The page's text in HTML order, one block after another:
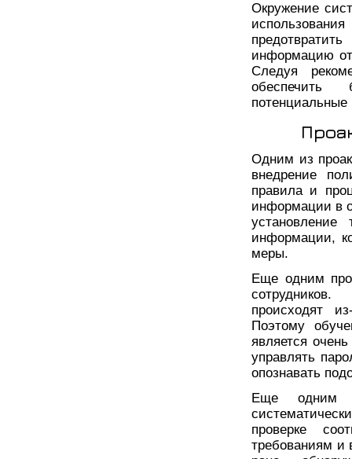
Окружение
информацию
Следуя
обеспечить
Одним из
внедрение
правила и
информации в
информации,
меры.
Еще одним
происходят
Поэтому
является
управлять
опознавать
Еще одним
проверке
требованиям и